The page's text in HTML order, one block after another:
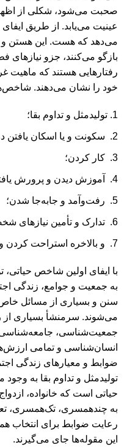
صحبت می‌شود، شکلی از
عینیت می‌یابد. از طریق
می‌دهد که هست. این هستن و
بازگو می‌کنند، جزو
رفتارهایی هستند که ماهیت
خود را نشان می‌دهند.
تولیدمثل و تداوم بقا؛
سکونت و یا اسکان یافتن
کار کردن؛
آموزش دیدن و پرورش
رفت‌وآمد و جابه‌جا شدن؛
تدارک و تأمین نیازهای
و بالاخره استراحت کردن
با ایفای اولين شاخص حیاتی،
به جمعیت و جوامع، زندگی
سنن و بسیاری از مسائل
می‌شوند. سرمنشأ بسیاری از
جمعیت‌شناسی،
انسان‌شناسی و تمامی
ضوابط و معیارهای زندگی
تولیدمثل و تداوم بقا به
حیاتی است که خانواده،
به چندهمسری، تک‌همسری،
رعایت ضوابط برای انتخاب
این مقوله‌ها جای می‌گیرند.